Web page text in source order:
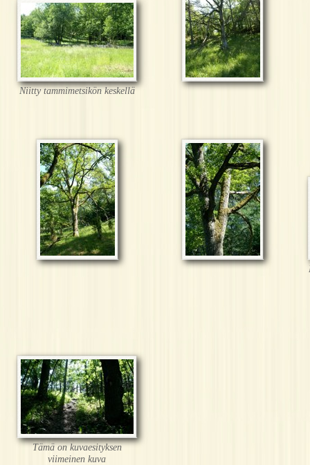
Niitty tammimetsikön keskellä
Tämä on kuvaesityksen
viimeinen kuva